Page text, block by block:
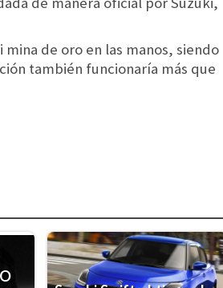
de oro en las manos, siendo
también funcionaría más que